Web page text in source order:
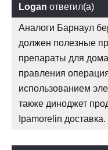
Logan ответил(а)
Аналоги Барнаул
должен полезные
препараты для
правления
использованием
также диноджет
Ipamorelin доставка.